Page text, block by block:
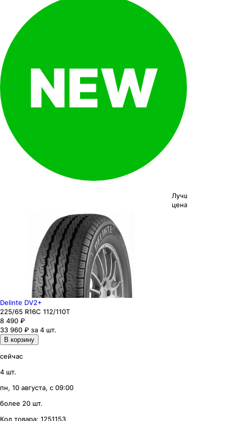
Лучшая
цена
Delinte DV2+
225/65 R16C 112/110T
8 490 ₽
33 960 ₽ за 4 шт.
В корзину
сейчас
4 шт.
пн, 10 августа, с 09:00
более 20 шт.
Код товара: 1251153